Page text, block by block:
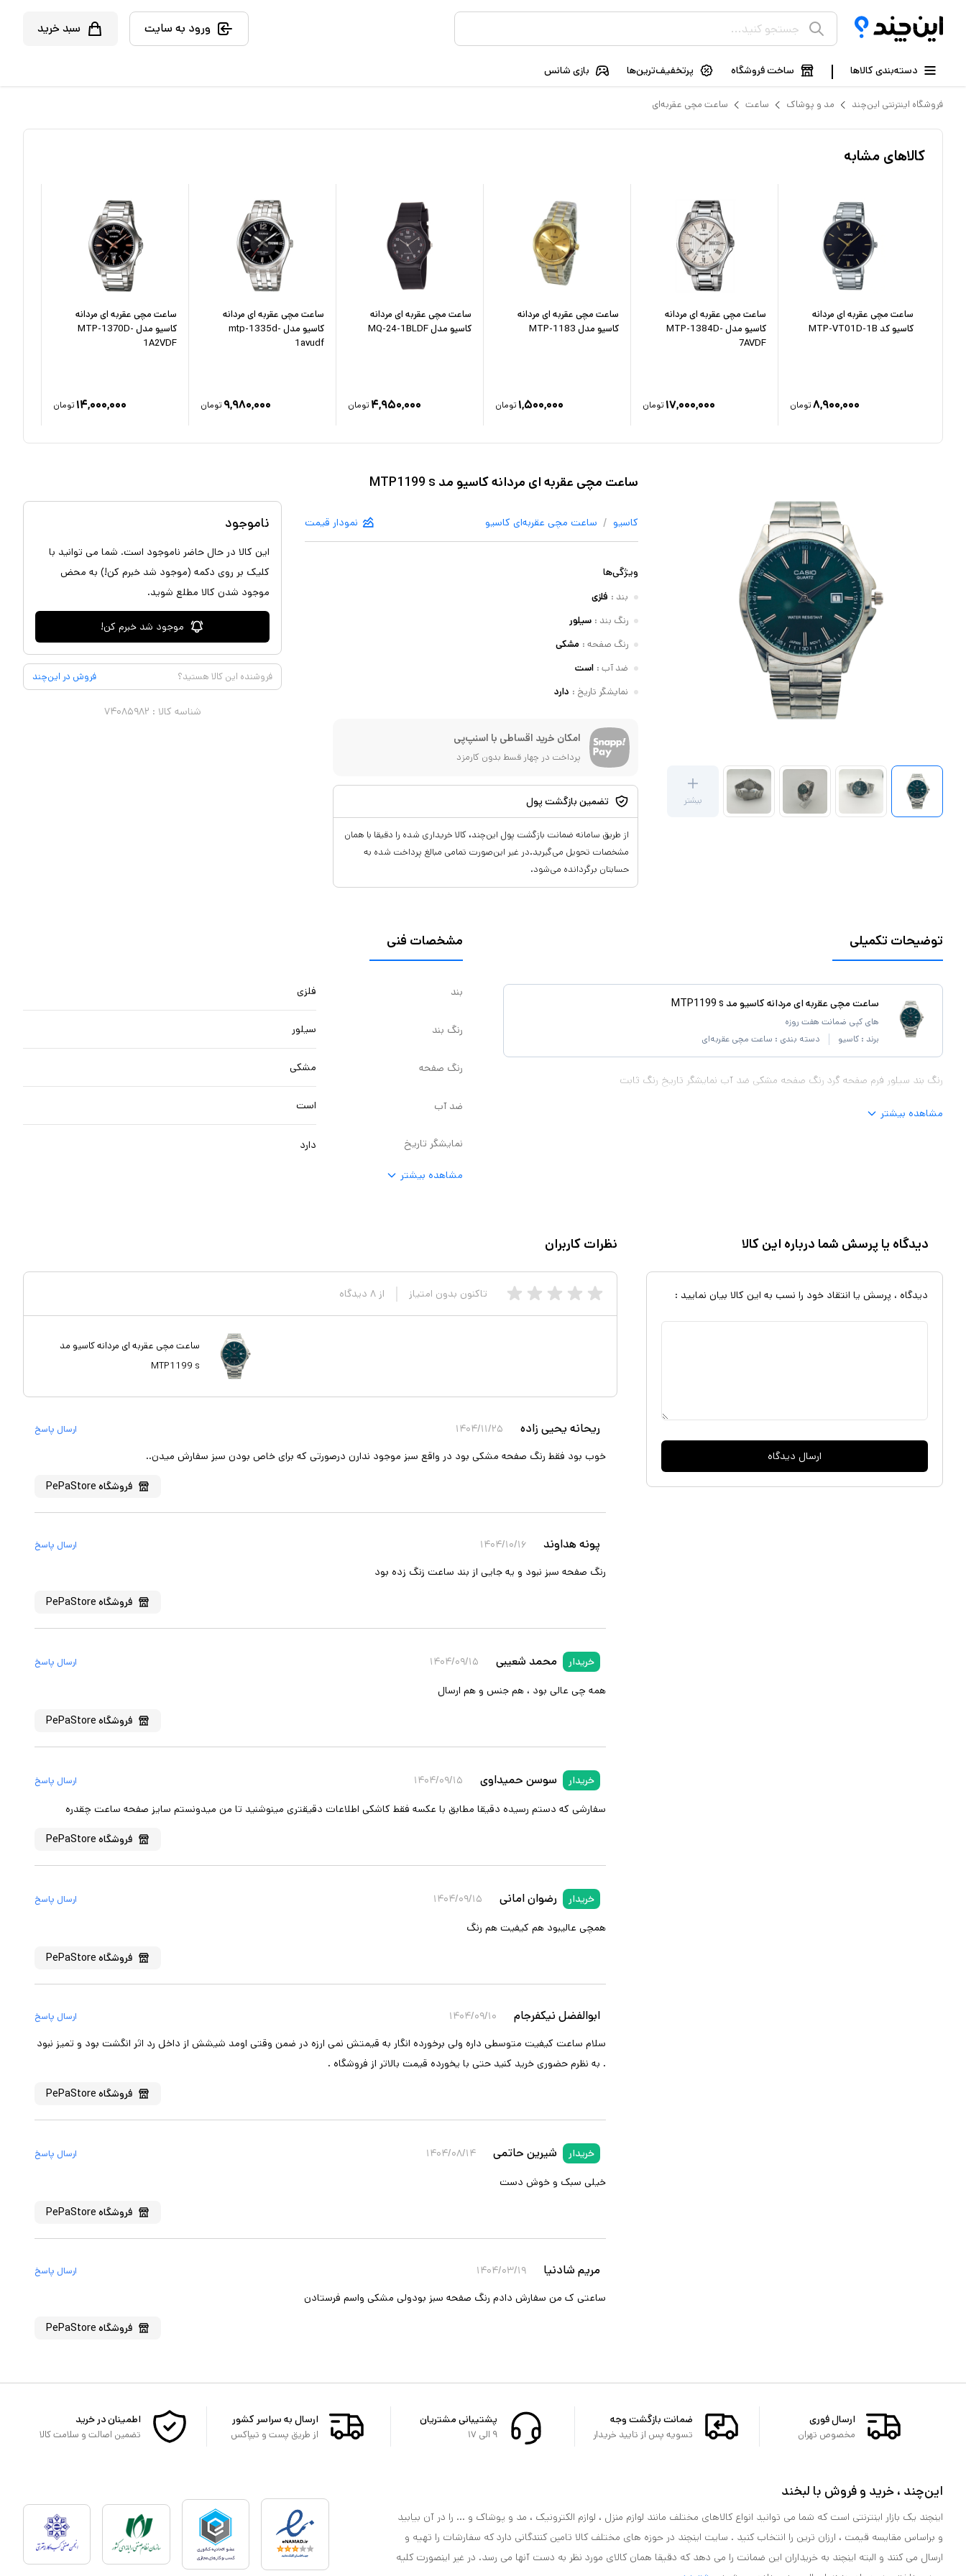
ورود به سایت سبد خرید
دسته‌بندی کالاها ساخت فروشگاه پرتخفیف‌ترین‌ها بازی شانس
فروشگاه اینترنتی این‌چند مد و پوشاک ساعت ساعت مچی عقربه‌ای
کالاهای مشابه
ساعت مچی عقربه ای مردانه
کاسیو کد MTP-VT01D-1B
۸,۹۰۰,۰۰۰تومان
ساعت مچی عقربه ای مردانه
کاسیو مدل MTP-1384D-
7AVDF
۱۷,۰۰۰,۰۰۰ تومان
ساعت مچی عقربه ای مردانه
کاسیو مدل MTP-1183
۱,۵۰۰,۰۰۰ تومان
ساعت مچی عقربه ای مردانه
کاسیو مدل MQ-24-1BLDF
۴,۹۵۰,۰۰۰ تومان
ساعت مچی عقربه ای مردانه
کاسیو مدل mtp-1335d-
1avudf
۹,۹۸۰,۰۰۰ تومان
ساعت مچی عقربه ای مردانه
کاسیو مدل MTP-1370D-
1A2VDF
۱۴,۰۰۰,۰۰۰ تومان
بیشتر
ساعت مچی عقربه ای مردانه کاسیو مد MTP1199 s
کاسیو / ساعت مچی عقربه‌ای کاسیو نمودار قیمت
ویژگی‌ها
بند : فلزی
رنگ بند : سیلور
رنگ صفحه : مشکی
ضد آب : است
نمایشگر تاریخ : دارد
امکان خرید اقساطی با اسنپ‌پی
پرداخت در چهار قسط بدون کارمزد
تضمین بازگشت پول
از طریق سامانه ضمانت بازگشت پول این‌چند، کالا خریداری شده را دقیقا با همان
مشخصات تحویل می‌گیرید.در غیر این‌صورت تمامی مبالغ پرداخت شده به
حسابتان برگردانده می‌شود.
ناموجود
این کالا در حال حاضر ناموجود است. شما می توانید با
کلیک بر روی دکمه (موجود شد خبرم کن!) به محض
موجود شدن کالا مطلع شوید.
موجود شد خبرم کن!
فروشنده این کالا هستید؟ فروش در این‌چند
شناسه کالا : ۷۴۰۸۵۹۸۲
توضیحات تکمیلی
ساعت مچی عقربه ای مردانه کاسیو مد MTP1199 s
های کپی ضمانت هفت روزه
برند : کاسیو دسته بندی : ساعت مچی عقربه‌ای
رنگ بند سیلور فرم صفحه گرد رنگ صفحه مشکی ضد آب نمایشگر تاریخ رنگ ثابت
مشاهده بیشتر
مشخصات فنی
بند فلزی
رنگ بند سیلور
رنگ صفحه مشکی
ضد آب است
نمایشگر تاریخ دارد
مشاهده بیشتر
دیدگاه یا پرسش شما درباره این کالا
دیدگاه ، پرسش یا انتقاد خود را نسب به این کالا بیان نمایید :
ارسال دیدگاه
نظرات کاربران
تاکنون بدون امتیاز از۸ دیدگاه
ساعت مچی عقربه ای مردانه کاسیو مد
MTP1199 s
ریحانه یحیی زاده ۱۴۰۴/۱۱/۲۵ ارسال پاسخ
خوب بود فقط رنگ صفحه مشکی بود در واقع سبز موجود ندارن درصورتی که برای خاص بودن سبز سفارش میدن..
فروشگاه PePaStore
پونه هداوند ۱۴۰۴/۱۰/۱۶ ارسال پاسخ
رنگ صفحه سبز نبود و یه جایی از بند ساعت زنگ زده بود
فروشگاه PePaStore
خریدار محمد شعیبی ۱۴۰۴/۰۹/۱۵ ارسال پاسخ
همه چی عالی بود ، هم جنس و هم ارسال
فروشگاه PePaStore
خریدار سوسن حمیداوی ۱۴۰۴/۰۹/۱۵ ارسال پاسخ
سفارشی که دستم رسیده دقیقا مطابق با عکسه فقط کاشکی اطلاعات دقیقتری مینوشنید تا من میدونستم سایز صفحه ساعت چقدره
فروشگاه PePaStore
خریدار رضوان امانی ۱۴۰۴/۰۹/۱۵ ارسال پاسخ
همچی عالیبود هم کیفیت هم رنگ
فروشگاه PePaStore
ابوالفضل نیکفرجام ۱۴۰۴/۰۹/۱۰ ارسال پاسخ
سلام ساعت کیفیت متوسطی داره ولی برخورده انگار به قیمتش نمی ارزه در ضمن وقتی اومد شیشش از داخل رد اثر انگشت بود و تمیز نبود
. به نظرم حضوری خرید کنید حتی با یخورده قیمت بالاتر از فروشگاه .
فروشگاه PePaStore
خریدار شیرین حاتمی ۱۴۰۴/۰۸/۱۴ ارسال پاسخ
خیلی سبک و خوش دست
فروشگاه PePaStore
مریم شادنیا ۱۴۰۴/۰۳/۱۹ ارسال پاسخ
ساعتی ک من سفارش دادم رنگ صفحه سبز بودولی مشکی واسم فرستادن
فروشگاه PePaStore
ارسال فوری
مخصوص تهران
ضمانت بازگشت وجه
تسویه پس از تایید خریدار
پشتیبانی مشتریان
۹ الی ۱۷
ارسال به سراسر کشور
از طریق پست و تیپاکس
اطمینان در خرید
تضمین اصالت و سلامت کالا
این‌چند ، خرید و فروش با لبخند
اینچند یک بازار اینترنتی است که شما می توانید انواع کالاهای مختلف مانند لوازم منزل ، لوازم الکترونیک ، مد و پوشاک و ... را در آن بیابید
و براساس مقایسه قیمت ، ارزان ترین را انتخاب کنید . سایت اینچند در حوزه های مختلف کالا تامین کنندگانی دارد که سفارشات را تهیه و
ارسال می کنند و البته اینچند به خریداران این ضمانت را می دهد که دقیقا همان کالای مورد نظر به دست آنها می رسد. در غیر اینصورت کلیه